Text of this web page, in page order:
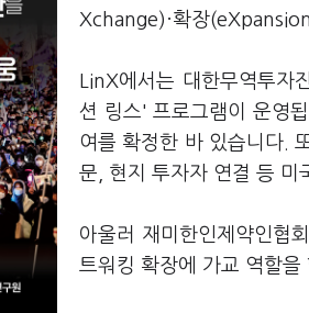
Xchange)·확장
LinX에서는 대한무역투
션 링스' 프로그램이 운영
여를 확정한 바 있습니다.
문, 현지 투자자 연결 등 미
아울러 재미한인제약인협
트워킹 확장에 가교 역할을